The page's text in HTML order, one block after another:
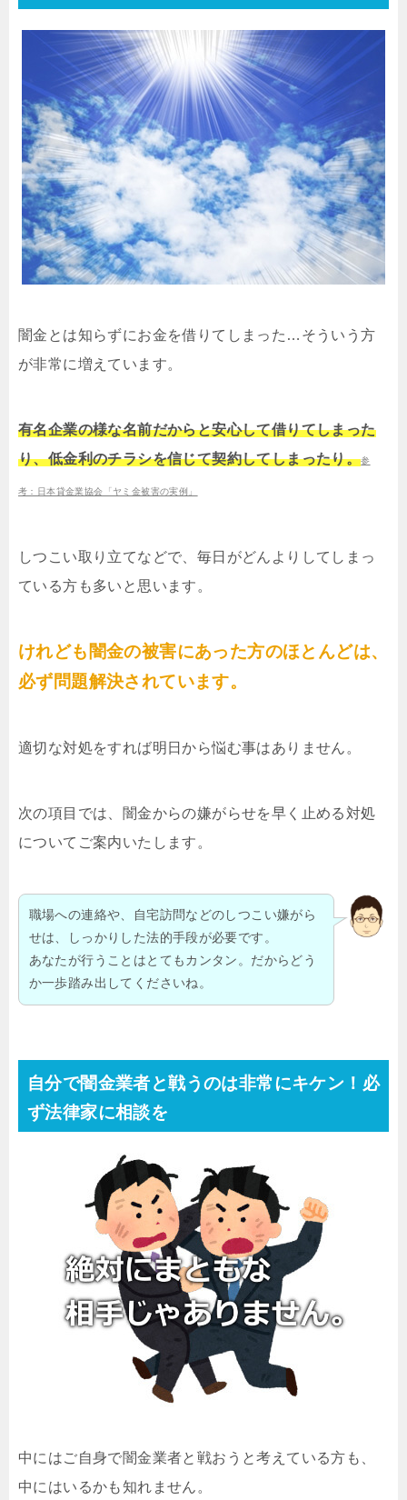
闇金とは知らずにお金を借りてしまった…そういう方
が非常に増えています。
有名企業の様な名前だからと安心して借りてしまった
り、低金利のチラシを信じて契約してしまったり。参
考：日本貸金業協会「ヤミ金被害の実例」
しつこい取り立てなどで、毎日がどんよりしてしまっ
ている方も多いと思います。
けれども闇金の被害にあった方のほとんどは、
必ず問題解決されています。
適切な対処をすれば明日から悩む事はありません。
次の項目では、闇金からの嫌がらせを早く止める対処
についてご案内いたします。
職場への連絡や、自宅訪問などのしつこい嫌がら
せは、しっかりした法的手段が必要です。
あなたが行うことはとてもカンタン。だからどう
か一歩踏み出してくださいね。
自分で闇金業者と戦うのは非常にキケン！必
ず法律家に相談を
中にはご自身で闇金業者と戦おうと考えている方も、
中にはいるかも知れません。